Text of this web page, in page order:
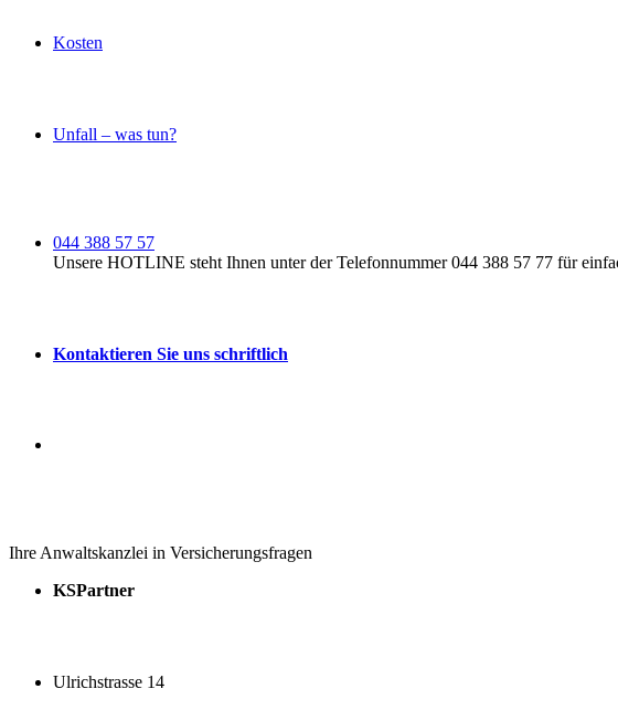
Kosten
Unfall – was tun?
044 388 57 57
Unsere HOTLINE steht Ihnen unter der Telefonnummer 044 388 57 77 für
Kontaktieren Sie uns schriftlich
Ihre Anwaltskanzlei in Versicherungsfragen
KSPartner
Ulrichstrasse 14